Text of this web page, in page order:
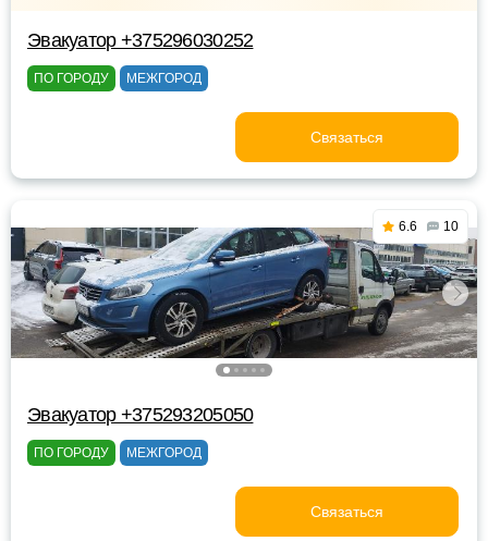
Эвакуатор +375296030252
ПО ГОРОДУ МЕЖГОРОД
Связаться
6.6 10
Эвакуатор +375293205050
ПО ГОРОДУ МЕЖГОРОД
Связаться